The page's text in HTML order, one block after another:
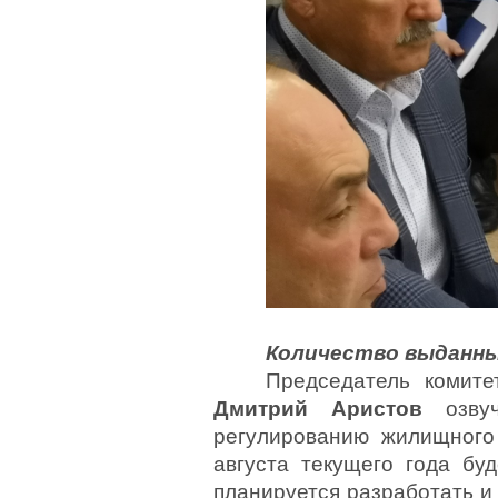
Количество
Председатель
Дмитрий Аристов
регулированию
августа текущего года
планируется разработать